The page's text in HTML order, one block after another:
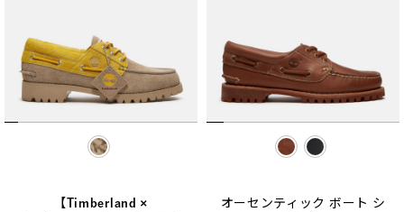
selected
【Timberland ×
selected
オーセンティック ボート シ